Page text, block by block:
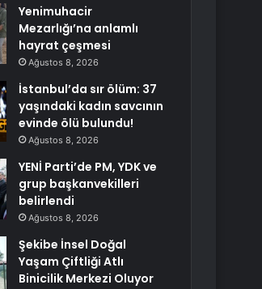
Yenimuhacir
Mezarlığı’na anlamlı
hayrat çeşmesi
Ağustos 8, 2026
İstanbul’da sır ölüm: 37
yaşındaki kadın savcının
evinde ölü bulundu!
Ağustos 8, 2026
YENİ Parti’de PM, YDK ve
grup başkanvekilleri
belirlendi
Ağustos 8, 2026
Şekibe İnsel Doğal
Yaşam Çiftliği Atlı
Binicilik Merkezi Oluyor